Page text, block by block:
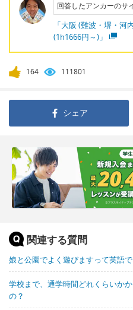
回答したアンカーのサ
「大阪 (難波・堺・河
(1h1666円～)」
164 111801
シェア
関連する質問
娘と公園でよく遊びますって英語
学校まで、通学時間どれくらいか
の？